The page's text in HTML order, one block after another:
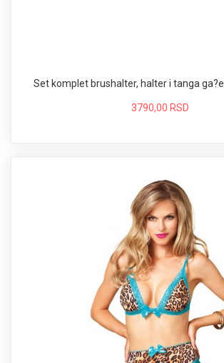
Set komplet brushalter, halter i tanga
3790,00 RSD